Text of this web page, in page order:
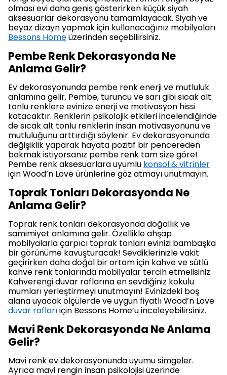
olması evi daha geniş gösterirken küçük siyah
aksesuarlar dekorasyonu tamamlayacak. Siyah ve
beyaz dizayn yapmak için kullanacağınız mobilyaları
Bessons Homeüzerinden seçebilirsiniz.
Pembe Renk Dekorasyonda Ne
Anlama Gelir?
Ev dekorasyonunda pembe renk enerji ve mutluluk
anlamına gelir. Pembe, turuncu ve sarı gibi sıcak alt
tonlu renklere evinize enerji ve motivasyon hissi
katacaktır. Renklerin psikolojik etkileri incelendiğinde
de sıcak alt tonlu renklerin insan motivasyonunu ve
mutluluğunu arttırdığı söylenir. Ev dekorasyonunda
değişiklik yaparak hayata pozitif bir pencereden
bakmak istiyorsanız pembe renk tam size göre!
Pembe renk aksesuarlara uyumlu konsol & vitrinler
için Wood’n Love ürünlerine göz atmayı unutmayın.
Toprak Tonları Dekorasyonda Ne
Anlama Gelir?
Toprak renk tonları dekorasyonda doğallık ve
samimiyet anlamına gelir. Özellikle ahşap
mobilyalarla çarpıcı toprak tonları evinizi bambaşka
bir görünüme kavuşturacak! Sevdiklerinizle vakit
geçirirken daha doğal bir ortam için kahve ve sütlü
kahve renk tonlarında mobilyalar tercih etmelisiniz.
Kahverengi duvar raflarına en sevdiğiniz kokulu
mumları yerleştirmeyi unutmayın! Evinizdeki boş
alana uyacak ölçülerde ve uygun fiyatlı Wood’n Love
duvar raflarıiçin Bessons Home’u inceleyebilirsiniz.
Mavi Renk Dekorasyonda Ne Anlama
Gelir?
Mavi renk ev dekorasyonunda uyumu simgeler.
Ayrıca mavi rengin insan psikolojisi üzerinde